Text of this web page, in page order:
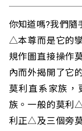
你知道嗎?我們隨
△本尊而是它的
規作圖直接操作
內而外揭開了它
莫利直系家族，
族。一般的莫利
利正△及三個旁